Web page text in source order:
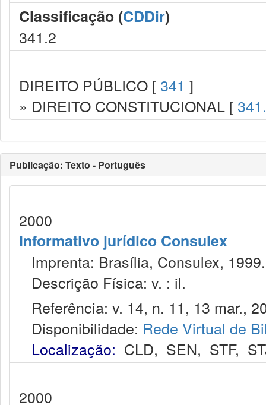
Classificação (CDDir)
341.2
DIREITO PÚBLICO [ 341 ]
» DIREITO CONSTITUCIONAL [
Publicação: Texto - Português
2000
Informativo jurídico Consulex
Imprenta: Brasília, Consulex, 1999.
Descrição Física: v. : il.
Referência: v. 14, n. 11, 13 mar.,
Disponibilidade: Rede Virtual de
Localização: CLD, SEN, STF,
2000